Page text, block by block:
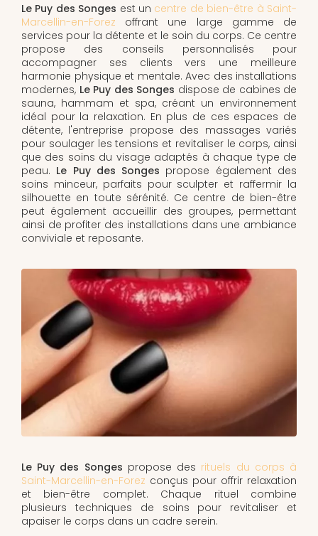
Le Puy des Songes est un centre de bien-être à Saint-
Marcellin-en-Forez offrant une large gamme de
services pour la détente et le soin du corps. Ce centre
propose des conseils personnalisés pour
accompagner ses clients vers une meilleure
harmonie physique et mentale. Avec des installations
modernes, Le Puy des Songes dispose de cabines de
sauna, hammam et spa, créant un environnement
idéal pour la relaxation. En plus de ces espaces de
détente, l'entreprise propose des massages variés
pour soulager les tensions et revitaliser le corps, ainsi
que des soins du visage adaptés à chaque type de
peau. Le Puy des Songes propose également des
soins minceur, parfaits pour sculpter et raffermir la
silhouette en toute sérénité. Ce centre de bien-être
peut également accueillir des groupes, permettant
ainsi de profiter des installations dans une ambiance
conviviale et reposante.
Le Puy des Songes propose des rituels du corps à
Saint-Marcellin-en-Forez conçus pour offrir relaxation
et bien-être complet. Chaque rituel combine
plusieurs techniques de soins pour revitaliser et
apaiser le corps dans un cadre serein.